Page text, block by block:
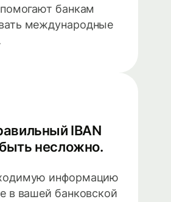
банкам
международные
IBAN
несложно.
информацию
в вашей банковской